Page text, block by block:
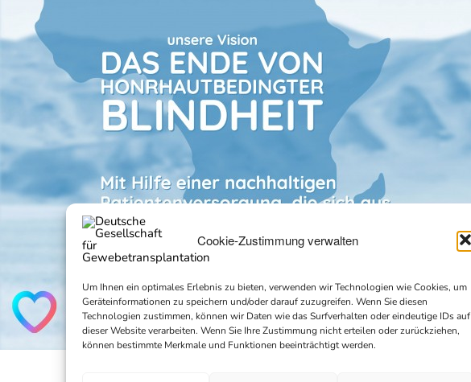
Cookie-Zustimmung verwalten
Um Ihnen ein optimales Erlebnis zu bieten, verwenden wir Technologien wie Cookies, um
Geräteinformationen zu speichern und/oder darauf zuzugreifen. Wenn Sie diesen
Technologien zustimmen, können wir Daten wie das Surfverhalten oder eindeutige IDs auf
dieser Website verarbeiten. Wenn Sie Ihre Zustimmung nicht erteilen oder zurückziehen,
können bestimmte Merkmale und Funktionen beeinträchtigt werden.